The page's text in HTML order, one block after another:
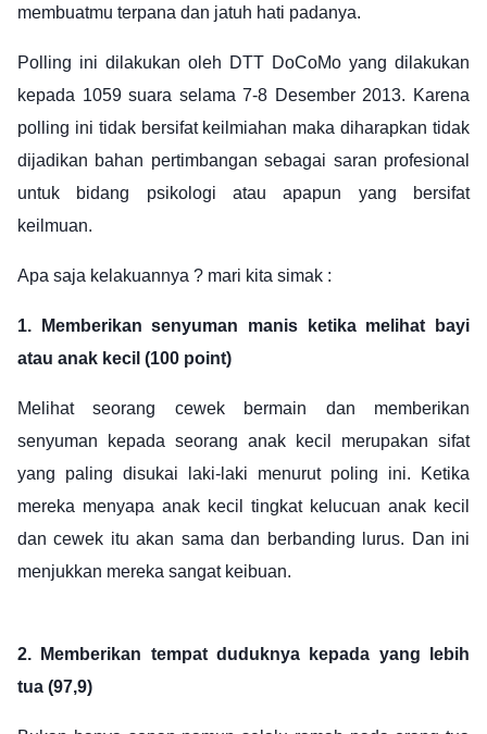
membuatmu terpana dan jatuh hati padanya.
Polling ini dilakukan oleh DTT DoCoMo yang dilakukan
kepada 1059 suara selama 7-8 Desember 2013. Karena
polling ini tidak bersifat keilmiahan maka diharapkan tidak
dijadikan bahan pertimbangan sebagai saran profesional
untuk bidang psikologi atau apapun yang bersifat
keilmuan.
Apa saja kelakuannya ? mari kita simak :
1.
Memberikan senyuman manis ketika melihat bayi
atau anak kecil (100 point)
Melihat seorang cewek bermain dan memberikan
senyuman kepada seorang anak kecil merupakan sifat
yang paling disukai laki-laki menurut poling ini. Ketika
mereka menyapa anak kecil tingkat kelucuan anak kecil
dan cewek itu akan sama dan berbanding lurus. Dan ini
menjukkan mereka sangat keibuan.
2. Memberikan tempat duduknya kepada yang lebih
tua (97,9)